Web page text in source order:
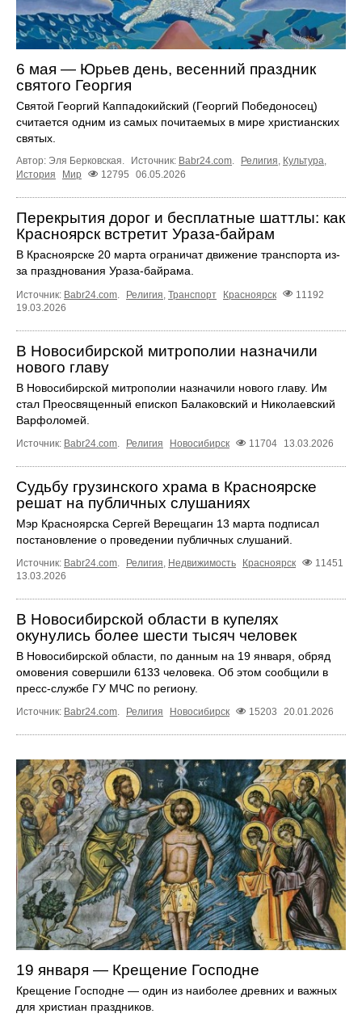
6 мая — Юрьев день, весенний праздник
святого Георгия
Святой Георгий Каппадокийский (Георгий Победоносец)
считается одним из самых почитаемых в мире христианских
святых.
Автор: Эля Берковская. Источник: Babr24.com. Религия, Культура,
История
Мир 12795 06.05.2026
Перекрытия дорог и бесплатные шаттлы: как
Красноярск встретит Ураза-байрам
В Красноярске 20 марта ограничат движение транспорта из-
за празднования Ураза-байрама.
Источник: Babr24.com Религия Транспорт Красноярск
11192
19.03.2026
В Новосибирской митрополии назначили
нового главу
В Новосибирской митрополии назначили нового главу. Им
стал Преосвященный епископ Балаковский и Николаевский
Варфоломей.
Источник: Babr24.com Религия Новосибирск 11704 13.03.2026
Судьбу грузинского храма в Красноярске
решат на публичных слушаниях
Мэр Красноярска Сергей Верещагин 13 марта подписал
постановление о проведении публичных слушаний.
Источник: Babr24.com Религия Недвижимость Красноярск
11451
13.03.2026
В Новосибирской области в купелях
окунулись более шести тысяч человек
В Новосибирской области, по данным на 19 января, обряд
омовения совершили 6133 человека. Об этом сообщили в
пресс-службе ГУ МЧС по региону.
Источник: Babr24.com. Религия Новосибирск 15203 20.01.2026
19 января — Крещение Господне
Крещение Господне — один из наиболее древних и важных
для христиан праздников.